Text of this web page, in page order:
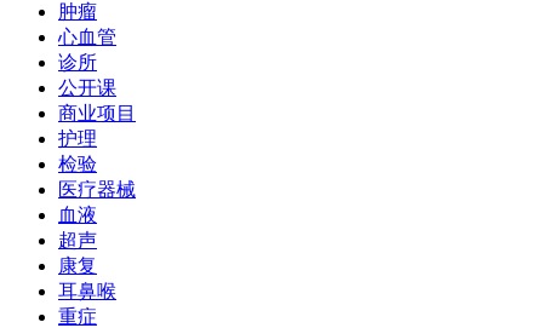
肿瘤
心血管
诊所
公开课
商业项目
护理
检验
医疗器械
血液
超声
康复
耳鼻喉
重症